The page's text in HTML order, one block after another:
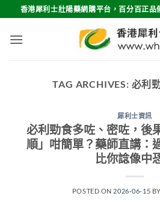
to
content
香港犀利士壯陽藥網購平台，百分百正品
TAG ARCHIVES: 必利
犀利士資訊
必利勁食多咗、密咗，後
順」咁簡單？藥師直講：
比你諗像中
POSTED ON 2026-06-15 BY